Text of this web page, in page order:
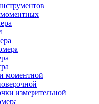
моментной
измерительной